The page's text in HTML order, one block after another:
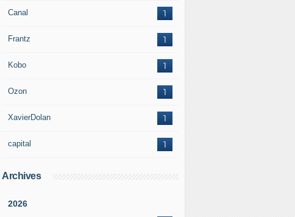
1
Canal
1
Frantz
1
Kobo
1
Ozon
1
XavierDolan
1
capital
Archives
2026